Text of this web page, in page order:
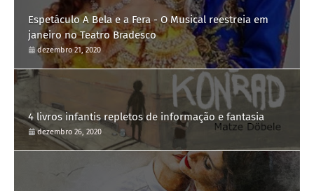
Espetáculo A Bela e a Fera - O Musical reestreia em
janeiro no Teatro Bradesco
dezembro 21, 2020
4 livros infantis repletos de informação e fantasia
dezembro 26, 2020